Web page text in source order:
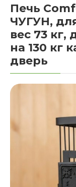
Печь
ЧУГУН,
вес 73
на 130 кг
дверь